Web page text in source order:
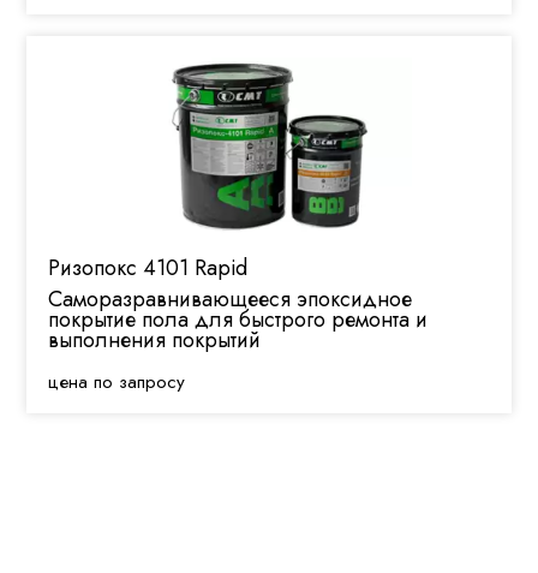
Ризопокс 4101 Rapid
Саморазравнивающееся эпоксидное
покрытие пола для быстрого ремонта и
выполнения покрытий
цена по запросу